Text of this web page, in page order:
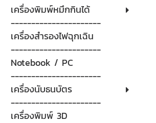
เครื่องพิมพ์หมึกกินได้
----------------------
เครื่องสำรองไฟฉุกเฉิน
----------------------
Notebook / PC
----------------------
เครื่องนับธนบัตร
----------------------
เครื่องพิมพ์ 3D